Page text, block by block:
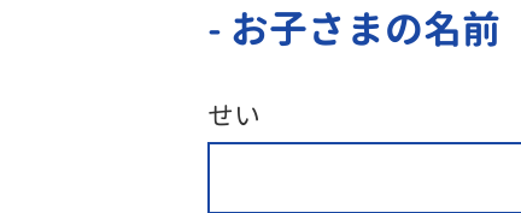
- お子さまの名前
せい